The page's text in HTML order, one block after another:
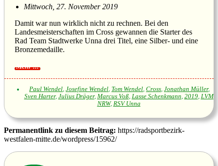
Mittwoch, 27. November 2019
Damit war nun wirklich nicht zu rechnen. Bei den
Landesmeisterschaften im Cross gewannen die Starter des
Rad Team Stadtwerke Unna drei Titel, eine Silber- und eine
Bronzemedaille.
Paul Wendel Josefine Wendel Tom Wendel Cross Jonathan Müller,
Sven Harter, Julius Dräger, Marcus Voß, Lasse Schenkmann 2019, LVM
NRW, RSV Unna
Permanentlink zu diesem Beitrag: https://radsportbezirk-
westfalen-mitte.de/wordpress/15962/